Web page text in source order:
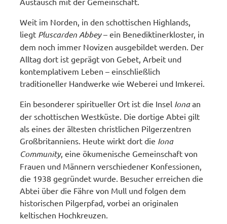
Weit im Norden, in den schottischen Highlands,
liegt Pluscarden Abbey– ein Benediktinerkloster, in
dem noch immer Novizen ausgebildet werden. Der
Alltag dort ist geprägt von Gebet, Arbeit und
kontemplativem Leben – einschließlich
traditioneller Handwerke wie Weberei und Imkerei.
Ein besonderer spiritueller Ort ist die Insel Ionaan
der schottischen Westküste. Die dortige Abtei gilt
als eines der ältesten christlichen Pilgerzentren
Großbritanniens. Heute wirkt dort die Iona
Community, eine ökumenische Gemeinschaft von
Frauen und Männern verschiedener Konfessionen,
die 1938 gegründet wurde. Besucher erreichen die
Abtei über die Fähre von Mull und folgen dem
historischen Pilgerpfad, vorbei an originalen
keltischen Hochkreuzen.